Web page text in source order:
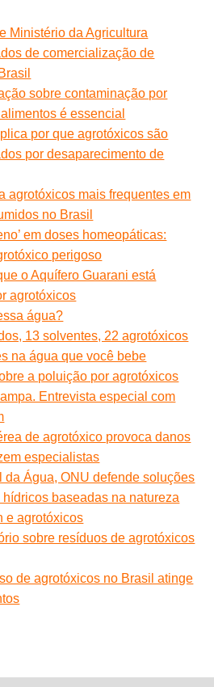
Ministério da Agricultura
de comercialização de
sobre contaminação por
é essencial
por que agrotóxicos são
por desaparecimento de
agrotóxicos mais frequentes em
no Brasil
em doses homeopáticas:
perigoso
o Aquífero Guarani está
agrotóxicos
água?
13 solventes, 22 agrotóxicos
na água que você bebe
a poluição por agrotóxicos
Entrevista especial com
de agrotóxico provoca danos
especialistas
da Água, ONU defende soluções
baseadas na natureza
e agrotóxicos
sobre resíduos de agrotóxicos
de agrotóxicos no Brasil atinge